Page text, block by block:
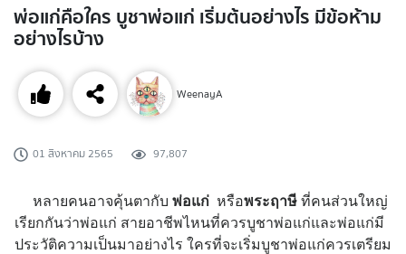
พ่อแก่คือใคร บูชาพ่อแก่ เริ่มต้นอย่างไร มีข้อห้าม
อย่างไรบ้าง
WeenayA
01 สิงหาคม 2565 97,807
หลายคนอาจคุ้นตากับ พ่อแก่ หรือพระฤาษี ที่คนส่วนใหญ่
เรียกกันว่าพ่อแก่ สายอาชีพไหนที่ควรบูชาพ่อแก่และพ่อแก่มี
ประวัติความเป็นมาอย่างไร ใครที่จะเริ่มบูชาพ่อแก่ควรเตรียม